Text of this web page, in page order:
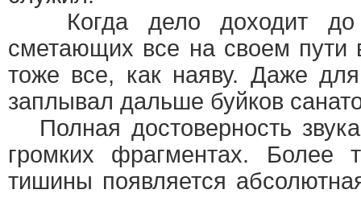
Когда дело доходит до
сметающих все на своем пути
тоже все, как наяву. Даже
заплывал дальше буйков
Полная достоверность
громких фрагментах.
тишины появляется